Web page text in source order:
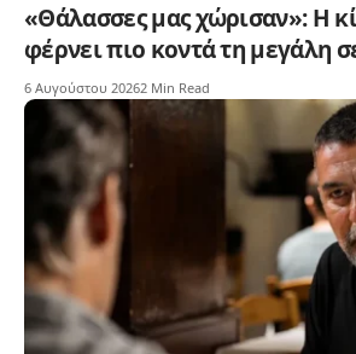
«Θάλασσες μας χώρισαν»: Η
φέρνει πιο κοντά τη μεγάλη
6 Αυγούστου 20262 Min Read